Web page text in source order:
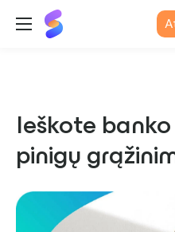
"Suits
Me®
Ieškote
pinigų